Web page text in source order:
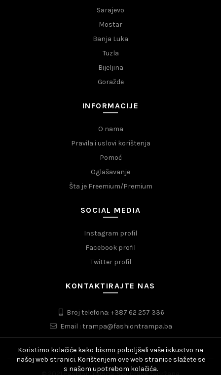
Sarajevo
Mostar
Banja Luka
Tuzla
Bijeljina
Goražde
INFORMACIJE
O nama
Pravila i uslovi korištenja
Pomoć
Oglašavanje
Šta je Freemium/Premium
SOCIAL MEDIA
Instagram profil
Facebook profil
Twitter profil
KONTAKTIRAJTE NAS
Broj telefona: +387 62 257 336
Email : trampa@fashiontrampa.ba
Koristimo kolačiće kako bismo poboljšali vaše iskustvo na
našoj web stranici. Korištenjem ove web stranice slažete se
s našom upotrebom kolačića.